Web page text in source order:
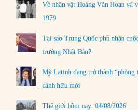
Về nhân vật Hoàng Văn Hoan và
1979
Tại sao Trung Quốc phủ nhận
trưởng Nhật Bản?
Mỹ Latinh đang trở thành “phòng
cánh hữu mới
Thế giới hôm nay: 04/08/2026